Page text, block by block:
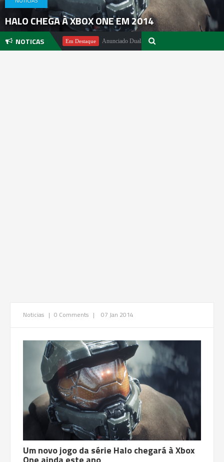
HALO CHEGA À XBOX ONE EM 2014
NOTICAS
Pachter Em Destaque Anunciado DualSense The Last of Us Limited Edition
Noticias | 0 Comments | 07 Jan 2014
Um novo jogo da série Halo chegará à Xbox